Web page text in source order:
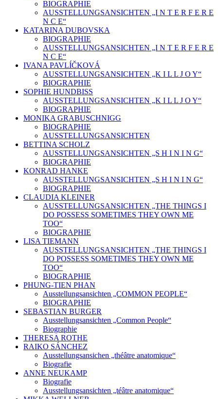
BIOGRAPHIE
AUSSTELLUNGSANSICHTEN „I N T E R F E R E
N C E“
KATARINA DUBOVSKA
BIOGRAPHIE
AUSSTELLUNGSANSICHTEN „I N T E R F E R E
N C E“
IVANA PAVLÍČKOVÁ
AUSSTELLUNGSANSICHTEN „K I L L J O Y“
BIOGRAPHIE
SOPHIE HUNDBISS
AUSSTELLUNGSANSICHTEN „K I L L J O Y“
BIOGRAPHIE
MONIKA GRABUSCHNIGG
BIOGRAPHIE
AUSSTELLUNGSANSICHTEN
BETTINA SCHOLZ
AUSSTELLUNGSANSICHTEN „S H I N I N G“
BIOGRAPHIE
KONRAD HANKE
AUSSTELLUNGSANSICHTEN „S H I N I N G“
BIOGRAPHIE
CLAUDIA KLEINER
AUSSTELLUNGSANSICHTEN „THE THINGS I
DO POSSESS SOMETIMES THEY OWN ME
TOO“
BIOGRAPHIE
LISA TIEMANN
AUSSTELLUNGSANSICHTEN „THE THINGS I
DO POSSESS SOMETIMES THEY OWN ME
TOO“
BIOGRAPHIE
PHUNG-TIEN PHAN
Ausstellungsansichten „COMMON PEOPLE“
BIOGRAPHIE
SEBASTIAN BURGER
Ausstellungsansichten „Common People“
Biographie
THERESA ROTHE
RAIKO SÁNCHEZ
Ausstellungsansichen „théâtre anatomique“
Biografie
ANNE NEUKAMP
Biografie
Ausstellungsansichten „téâtre anatomique“